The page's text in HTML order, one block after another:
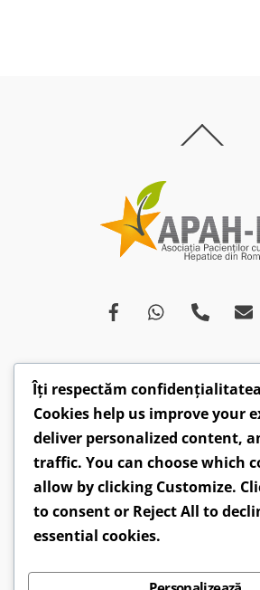
To
Despre Afecțiuni Ce spun medicii
Drepturi
Susținători
Articole
CONTACT: hepatobv@gmail.com |
Faceboook.com/
APAH-RO - Asociația
din România● Design bySirius
Îți respectăm confidențialitatea
Cookies help us improve your
deliver personalized content,
traffic. You can choose which
allow by clicking Customize.
to consent or Reject All to
essential cookies.